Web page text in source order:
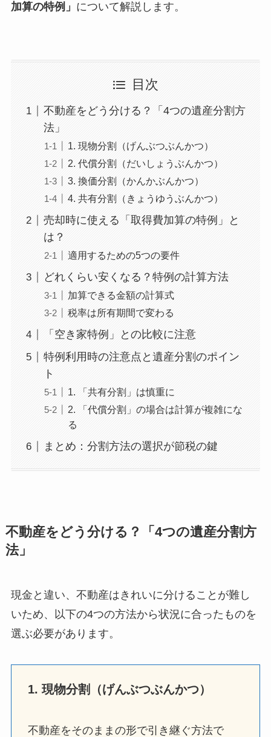
加算の特例」 について解説します。
目次
不動産をどう分ける？「4つの遺産分割方
法」
1. 現物分割（げんぶつぶんかつ）
2. 代償分割（だいしょうぶんかつ）
3. 換価分割（かんかぶんかつ）
4. 共有分割（きょうゆうぶんかつ）
売却時に使える「取得費加算の特例」と
は？
適用するための5つの要件
どれくらい安くなる？特例の計算方法
加算できる金額の計算式
税率は所有期間で変わる
「空き家特例」との比較に注意
特例利用時の注意点と遺産分割のポイン
ト
1. 「共有分割」は慎重に
2. 「代償分割」の場合は計算が複雑にな
る
まとめ：分割方法の選択が節税の鍵
不動産をどう分ける？「4つの遺産分割方
法」
現金と違い、不動産はきれいに分けることが難し
いため、以下の4つの方法から状況に合ったものを
選ぶ必要があります。
1. 現物分割（げんぶつぶんかつ）
不動産をそのままの形で引き継ぐ方法で